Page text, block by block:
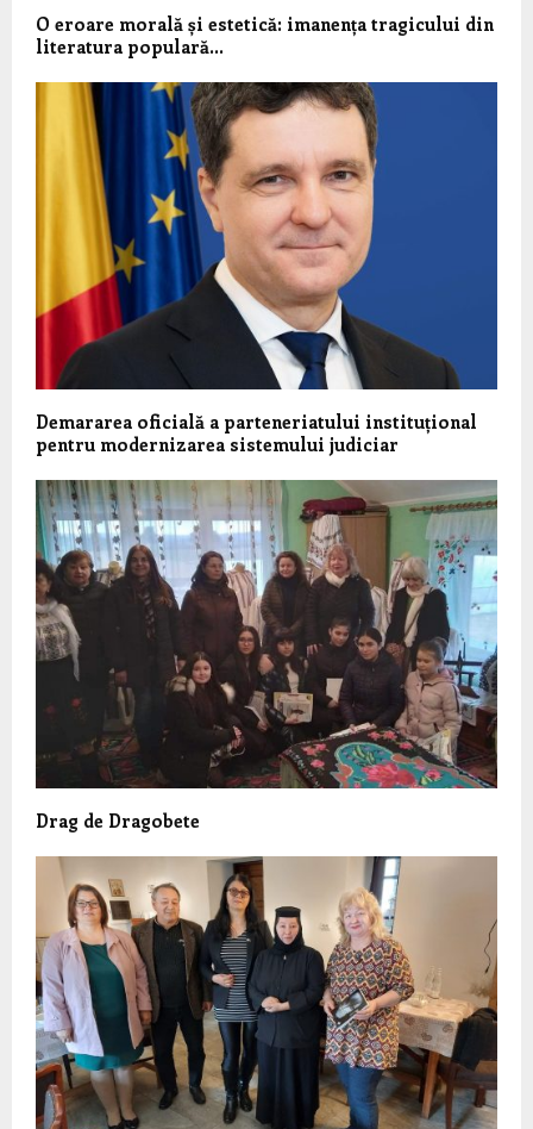
O eroare morală și estetică: imanența tragicului din
literatura populară…
Demararea oficială a parteneriatului instituțional
pentru modernizarea sistemului judiciar
Drag de Dragobete